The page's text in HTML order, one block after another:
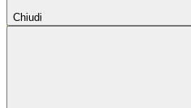
Chiudi